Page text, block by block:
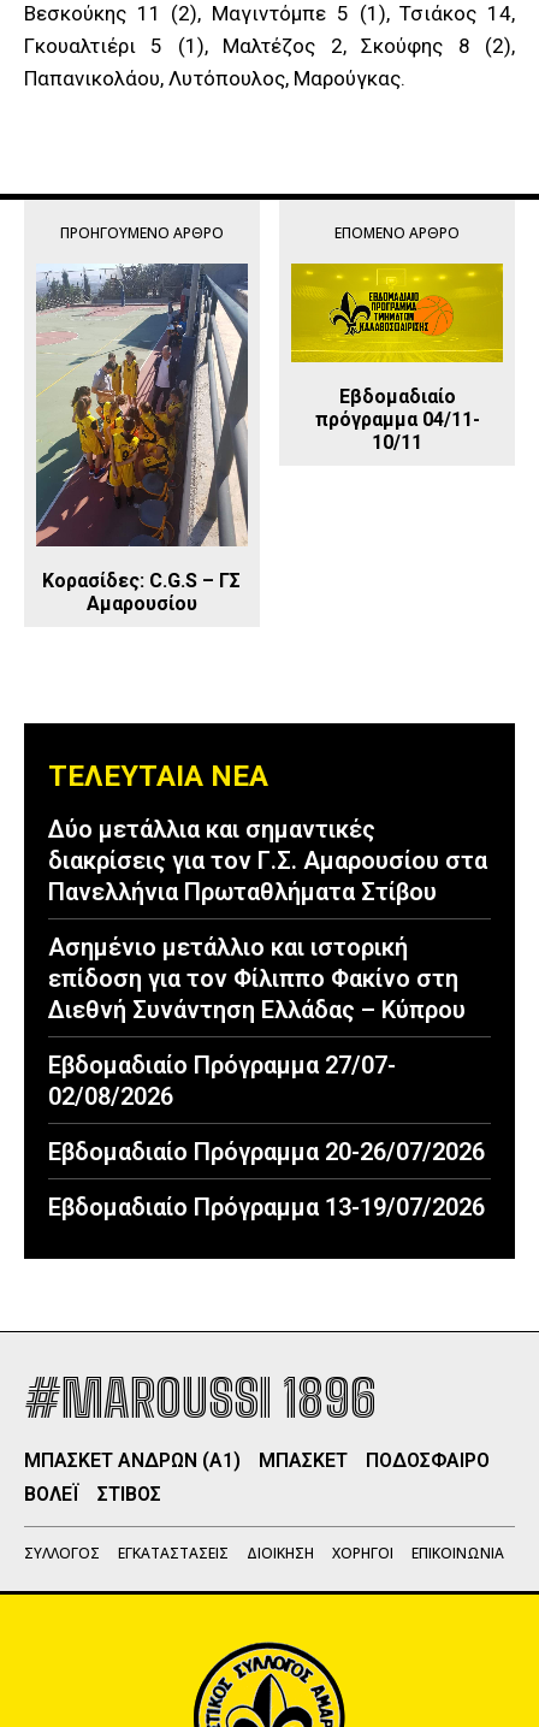
Βεσκούκης 11 (2), Μαγιντόμπε 5 (1), Τσιάκος 14,
Γκουαλτιέρι 5 (1), Μαλτέζος 2, Σκούφης 8 (2),
Παπανικολάου, Λυτόπουλος, Μαρούγκας.
ΠΡΟΗΓΟΎΜΕΝΟ ΆΡΘΡΟ
Kορασίδες: C.G.S – ΓΣ
Αμαρουσίου
ΕΠΌΜΕΝΟ ΆΡΘΡΟ
Εβδομαδιαίο
πρόγραμμα 04/11-
10/11
ΤΕΛΕΥΤΑΙΑ ΝΕΑ
Δύο μετάλλια και σημαντικές
διακρίσεις για τον Γ.Σ. Αμαρουσίου στα
Πανελλήνια Πρωταθλήματα Στίβου
Ασημένιο μετάλλιο και ιστορική
επίδοση για τον Φίλιππο Φακίνο στη
Διεθνή Συνάντηση Ελλάδας – Κύπρου
Εβδομαδιαίο Πρόγραμμα 27/07-
02/08/2026
Εβδομαδιαίο Πρόγραμμα 20-26/07/2026
Εβδομαδιαίο Πρόγραμμα 13-19/07/2026
#MAROUSSI 1896
ΜΠΑΣΚΕΤ ΑΝΔΡΩΝ (Α1) ΜΠΑΣΚΕΤ
ΠΟΔΟΣΦΑΙΡΟ
ΒΟΛΕΪ
ΣΤΙΒΟΣ
ΣΥΛΛΟΓΟΣ ΕΓΚΑΤΑΣΤΑΣΕΙΣ ΔΙΟΙΚΗΣΗ ΧΟΡΗΓΟΙ ΕΠΙΚΟΙΝΩΝΙΑ